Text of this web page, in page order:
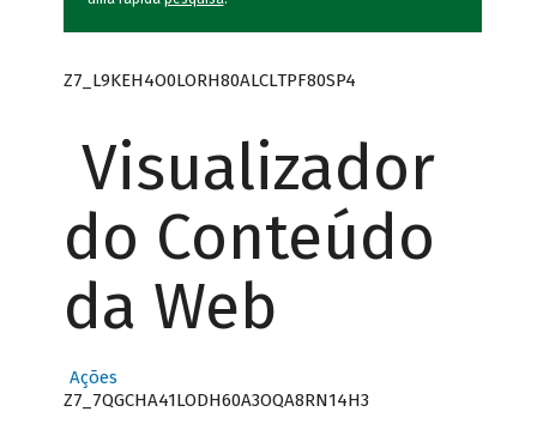
Z7_L9KEH4O0LORH80ALCLTPF80SP4
Visualizador
do Conteúdo
da Web
Ações
Z7_7QGCHA41LODH60A3OQA8RN14H3